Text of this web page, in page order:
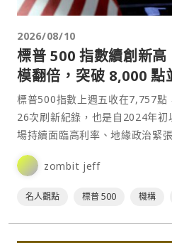
2026/08/10
標普 500 指數續創新
模翻倍，突破 8,000 點
標普500指數上週五收在7,757點
26次刷新紀錄，也是自2024年
場持續面臨高利率、地緣政治緊
zombit jeff
名人觀點 標普 500 機構